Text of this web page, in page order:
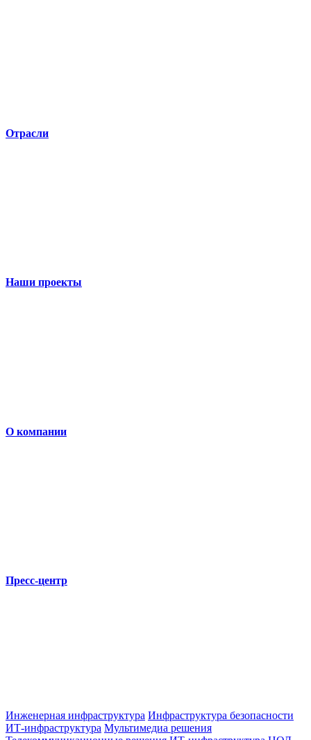
Отрасли
Наши проекты
О компании
Пресс-центр
Инженерная инфраструктура Инфраструктура безопасности
ИТ-инфраструктура Мультимедиа решения